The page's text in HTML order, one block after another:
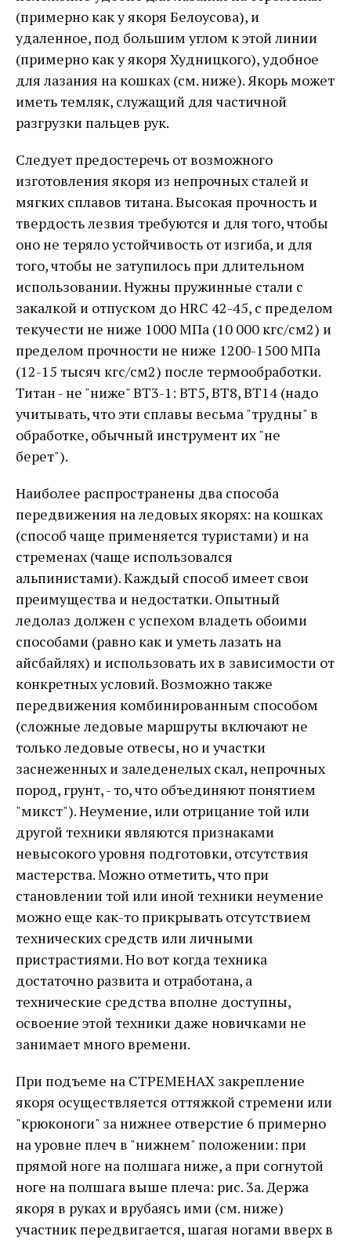
(примерно как у якоря Белоусова), и
удаленное, под большим углом к этой линии
(примерно как у якоря Худницкого), удобное
для лазания на кошках (см. ниже). Якорь может
иметь темляк, служащий для частичной
разгрузки пальцев рук.
Следует предостеречь от возможного
изготовления якоря из непрочных сталей и
мягких сплавов титана. Высокая прочность и
твердость лезвия требуются и для того, чтобы
оно не теряло устойчивость от изгиба, и для
того, чтобы не затупилось при длительном
использовании. Нужны пружинные стали с
закалкой и отпуском до НRС 42-45, с пределом
текучести не ниже 1000 МПа (10 000 кгс/см2) и
пределом прочности не ниже 1200-1500 МПа
(12-15 тысяч кгс/см2) после термообработки.
Титан - не "ниже" ВТ3-1: ВТ5, ВТ8, ВТ14 (надо
учитывать, что эти сплавы весьма "трудны" в
обработке, обычный инструмент их "не
берет").
Наиболее распространены два способа
передвижения на ледовых якорях: на кошках
(способ чаще применяется туристами) и на
стременах (чаще использовался
альпинистами). Каждый способ имеет свои
преимущества и недостатки. Опытный
ледолаз должен с успехом владеть обоими
способами (равно как и уметь лазать на
айсбайлях) и использовать их в зависимости от
конкретных условий. Возможно также
передвижения комбинированным способом
(сложные ледовые маршруты включают не
только ледовые отвесы, но и участки
заснеженных и заледенелых скал, непрочных
пород, грунт, - то, что объединяют понятием
"микст"). Неумение, или отрицание той или
другой техники являются признаками
невысокого уровня подготовки, отсутствия
мастерства. Можно отметить, что при
становлении той или иной техники неумение
можно еще как-то прикрывать отсутствием
технических средств или личными
пристрастиями. Но вот когда техника
достаточно развита и отработана, а
технические средства вполне доступны,
освоение этой техники даже новичками не
занимает много времени.
При подъеме на СТРЕМЕНАХ закрепление
якоря осуществляется оттяжкой стремени или
"крюконоги" за нижнее отверстие 6 примерно
на уровне плеч в "нижнем" положении: при
прямой ноге на полшага ниже, а при согнутой
ноге на полшага выше плеча: рис. 3а. Держа
якоря в руках и врубаясь ими (см. ниже)
участник передвигается, шагая ногами вверх в